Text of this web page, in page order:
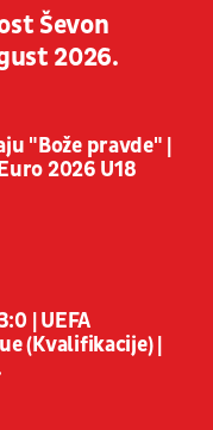
Ševon
2026.
"Bože pravde" |
2026 U18
| UEFA
(Kvalifikacije) |